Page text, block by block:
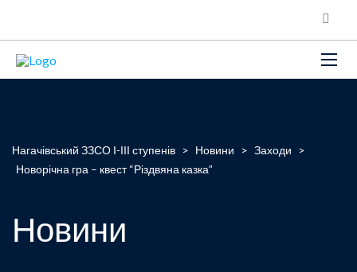
Нагачівський ЗЗСО І-ІІІ ступенів > Новини > Заходи
>
Новорічна гра – квест “Різдвяна казка”
Новини